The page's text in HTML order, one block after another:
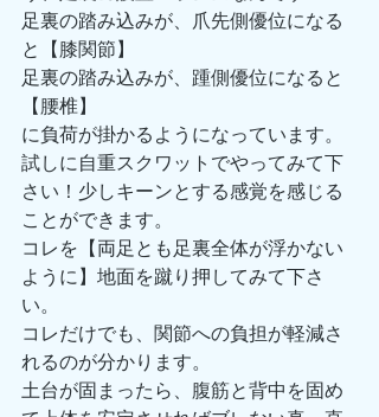
足裏の踏み込みが、爪先側優位になる
と【膝関節】
足裏の踏み込みが、踵側優位になると
【腰椎】
に負荷が掛かるようになっています。
試しに自重スクワットでやってみて下
さい！少しキーンとする感覚を感じる
ことができます。
コレを【両足とも足裏全体が浮かない
ように】地面を蹴り押してみて下さ
い。
コレだけでも、関節への負担が軽減さ
れるのが分かります。
土台が固まったら、腹筋と背中を固め